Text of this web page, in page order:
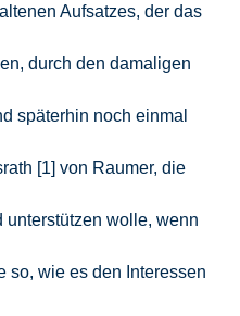
Aufsatzes, der das
durch den damaligen
späterhin noch einmal
[1] von Raumer, die
unterstützen wolle, wenn
so, wie es den Interessen